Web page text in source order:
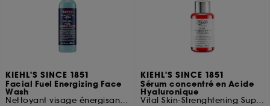
KIEHL'S SINCE 1851
Facial Fuel Energizing Face
Wash
Nettoyant visage énergisant pour homme
KIEHL'S SINCE 1851
Sérum concentré en Acide
Hyaluronique
Vital Skin-Strenghtening Super Serum